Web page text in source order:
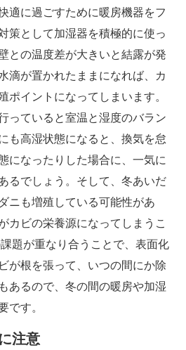
適に過ごすために暖房機器をフ
策として加湿器を積極的に使っ
との温度差が大きいと結露が発
滴が置かれたままになれば、カ
ポイントになってしまいます。
っていると室温と湿度のバラン
も高湿状態になると、換気を怠
になったりした場合に、一気に
るでしょう。そして、冬あいだ
ニも増殖している可能性があ
カビの栄養源になってしまうこ
題が重なり合うことで、表面化
が根を張って、いつの間にか除
あるので、冬の間の暖房や加湿
です。
注意